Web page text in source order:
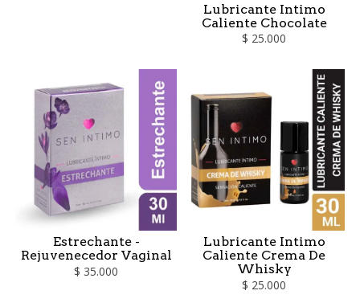
Lubricante Intimo
Caliente Chocolate
$ 25.000
Estrechante -
Rejuvenecedor Vaginal
$ 35.000
Lubricante Intimo
Caliente Crema De
Whisky
$ 25.000